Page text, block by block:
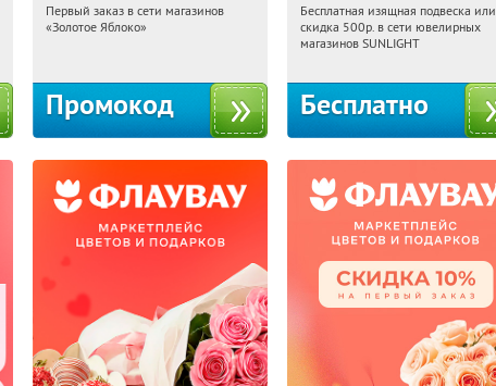
12:03:00
Получи первым!
Первый заказ в сети магазинов
«Золотое Яблоко»
Промокод
12:03:00 Получили:
Россия
Бесплатная изящная подвеска или
скидка 500р. в сети ювелирных
магазинов SUNLIGHT
Бесплатно